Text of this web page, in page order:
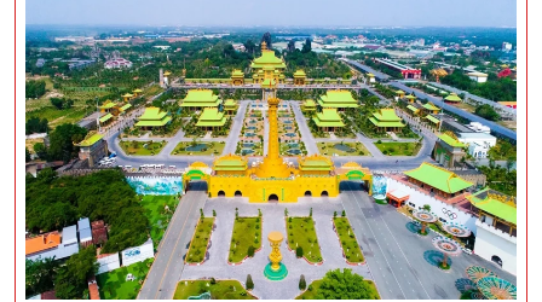
Flamingo
Đại
Lải
2
Ngày
1
Đêm